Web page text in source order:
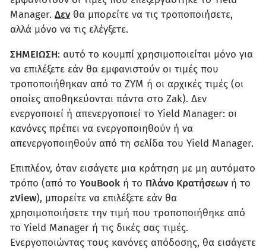
Manager. Δενθα μπορείτε να τις τροποποιήσετε,
αλλά μόνο να τις ελέγξετε.
ΣΗΜΕΙΩΣΗ: αυτό το κουμπί χρησιμοποιείται μόνο για
να επιλέξετε εάν θα εμφανιστούν οι τιμές που
τροποποιήθηκαν από το ZYM ή οι αρχικές τιμές (οι
οποίες αποθηκεύονται πάντα στο Zak). Δεν
ενεργοποιεί ή απενεργοποιεί το Yield Manager: οι
κανόνες πρέπει να ενεργοποιηθούν ή να
απενεργοποιηθούν από τη σελίδα του Yield Manager.
Επιπλέον, όταν εισάγετε μια κράτηση με μη αυτόματο
τρόπο (από το YouBook ή το Πλάνο Κρατήσεωνή το
zView), μπορείτε να επιλέξετε εάν θα
χρησιμοποιήσετε την τιμή που τροποποιήθηκε από
το Yield Manager ή τις δικές σας τιμές.
Ενεργοποιώντας τους κανόνες απόδοσης, θα εισάγετε